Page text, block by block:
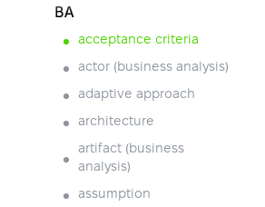
BA
acceptance criteria
actor (business analysis)
adaptive approach
architecture
artifact (business
analysis)
assumption